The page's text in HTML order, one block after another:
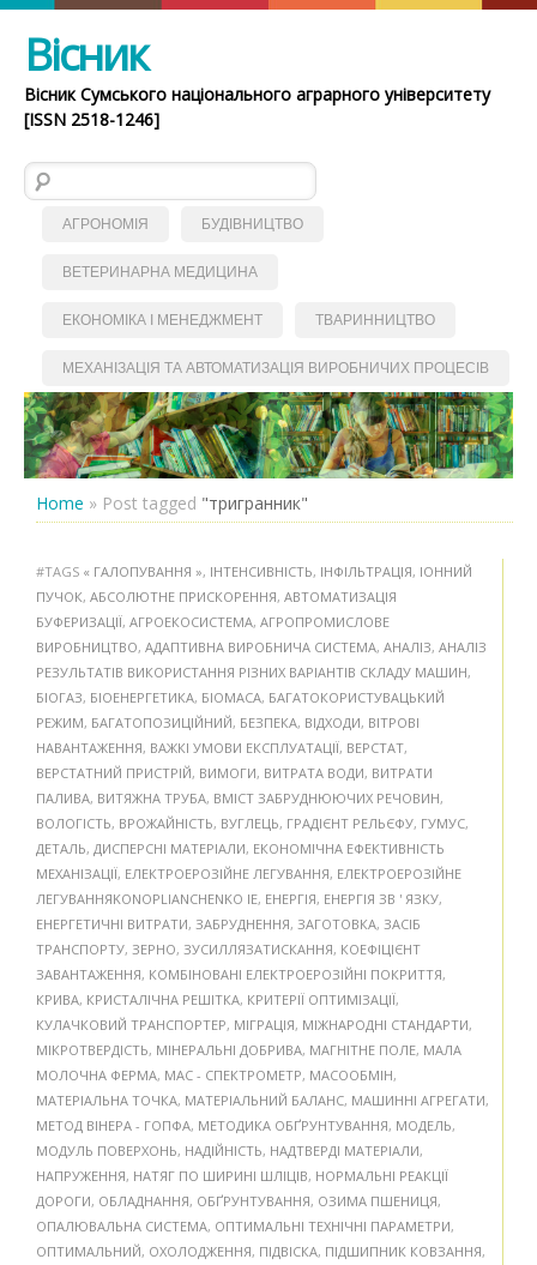
Вісник
Вісник Сумського національного аграрного університету
[ISSN 2518-1246]
Пошук:
АГРОНОМІЯ БУДІВНИЦТВО
ВЕТЕРИНАРНА МЕДИЦИНА
ЕКОНОМІКА І МЕНЕДЖМЕНТ ТВАРИННИЦТВО
МЕХАНІЗАЦІЯ ТА АВТОМАТИЗАЦІЯ ВИРОБНИЧИХ ПРОЦЕСІВ
Home » Post tagged "тригранник"
#TAGS « ГАЛОПУВАННЯ », ІНТЕНСИВНІСТЬ, ІНФІЛЬТРАЦІЯ, ІОННИЙ
ПУЧОК, АБСОЛЮТНЕ ПРИСКОРЕННЯ, АВТОМАТИЗАЦІЯ
БУФЕРИЗАЦІЇ, АГРОЕКОСИСТЕМА, АГРОПРОМИСЛОВЕ
ВИРОБНИЦТВО, АДАПТИВНА ВИРОБНИЧА СИСТЕМА, АНАЛІЗ, АНАЛІЗ
РЕЗУЛЬТАТІВ ВИКОРИСТАННЯ РІЗНИХ ВАРІАНТІВ СКЛАДУ МАШИН,
БІОГАЗ, БІОЕНЕРГЕТИКА, БІОМАСА, БАГАТОКОРИСТУВАЦЬКИЙ
РЕЖИМ, БАГАТОПОЗИЦІЙНИЙ, БЕЗПЕКА, ВІДХОДИ, ВІТРОВІ
НАВАНТАЖЕННЯ, ВАЖКІ УМОВИ ЕКСПЛУАТАЦІЇ, ВЕРСТАТ,
ВЕРСТАТНИЙ ПРИСТРІЙ, ВИМОГИ, ВИТРАТА ВОДИ, ВИТРАТИ
ПАЛИВА, ВИТЯЖНА ТРУБА, ВМІСТ ЗАБРУДНЮЮЧИХ РЕЧОВИН,
ВОЛОГІСТЬ, ВРОЖАЙНІСТЬ, ВУГЛЕЦЬ, ГРАДІЄНТ РЕЛЬЄФУ, ГУМУС,
ДЕТАЛЬ, ДИСПЕРСНІ МАТЕРІАЛИ, ЕКОНОМІЧНА ЕФЕКТИВНІСТЬ
МЕХАНІЗАЦІЇ, ЕЛЕКТРОЕРОЗІЙНЕ ЛЕГУВАННЯ, ЕЛЕКТРОЕРОЗІЙНЕ
ЛЕГУВАННЯKONOPLIANCHENKO IE, ЕНЕРГІЯ, ЕНЕРГІЯ ЗВ ' ЯЗКУ,
ЕНЕРГЕТИЧНІ ВИТРАТИ, ЗАБРУДНЕННЯ, ЗАГОТОВКА, ЗАСІБ
ТРАНСПОРТУ, ЗЕРНО, ЗУСИЛЛЯЗАТИСКАННЯ, КОЕФІЦІЄНТ
ЗАВАНТАЖЕННЯ, КОМБІНОВАНІ ЕЛЕКТРОЕРОЗІЙНІ ПОКРИТТЯ,
КРИВА, КРИСТАЛІЧНА РЕШІТКА, КРИТЕРІЇ ОПТИМІЗАЦІЇ,
КУЛАЧКОВИЙ ТРАНСПОРТЕР, МІГРАЦІЯ, МІЖНАРОДНІ СТАНДАРТИ,
МІКРОТВЕРДІСТЬ, МІНЕРАЛЬНІ ДОБРИВА, МАГНІТНЕ ПОЛЕ, МАЛА
МОЛОЧНА ФЕРМА, МАС - СПЕКТРОМЕТР, МАСООБМІН,
МАТЕРІАЛЬНА ТОЧКА, МАТЕРІАЛЬНИЙ БАЛАНС, МАШИННІ АГРЕГАТИ,
МЕТОД ВІНЕРА - ГОПФА, МЕТОДИКА ОБҐРУНТУВАННЯ, МОДЕЛЬ,
МОДУЛЬ ПОВЕРХОНЬ, НАДІЙНІСТЬ, НАДТВЕРДІ МАТЕРІАЛИ,
НАПРУЖЕННЯ, НАТЯГ ПО ШИРИНІ ШЛІЦІВ, НОРМАЛЬНІ РЕАКЦІЇ
ДОРОГИ, ОБЛАДНАННЯ, ОБҐРУНТУВАННЯ, ОЗИМА ПШЕНИЦЯ,
ОПАЛЮВАЛЬНА СИСТЕМА, ОПТИМАЛЬНІ ТЕХНІЧНІ ПАРАМЕТРИ,
ОПТИМАЛЬНИЙ, ОХОЛОДЖЕННЯ, ПІДВІСКА, ПІДШИПНИК КОВЗАННЯ,